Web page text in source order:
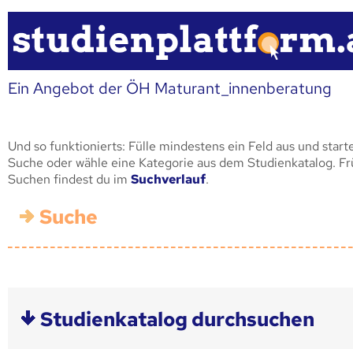
Ein Angebot der ÖH Maturant_innenberatung
Und so funktionierts: Fülle mindestens ein Feld aus und
Suche oder wähle eine Kategorie aus dem Studienkatalog.
Suchen findest du im Suchverlauf.
Suche
Studienkatalog durchsuchen